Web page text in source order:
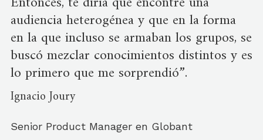
audiencia heterogénea y que en la forma
en la que incluso se armaban los grupos, se
buscó mezclar conocimientos distintos y es
lo primero que me sorprendió”.
Ignacio Joury
Senior Product Manager en Globant